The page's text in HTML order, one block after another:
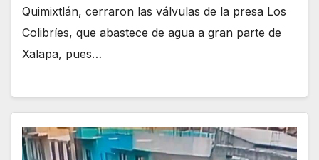
Quimixtlán, cerraron las válvulas de la presa Los
Colibríes, que abastece de agua a gran parte de
Xalapa, pues…